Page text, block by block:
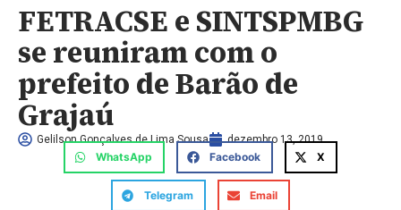
FETRACSE e SINTSPMBG
se reuniram com o
prefeito de Barão de
Grajaú
Gelilson Gonçalves de Lima Sousa dezembro 13, 2019
WhatsApp Facebook X
Telegram Email